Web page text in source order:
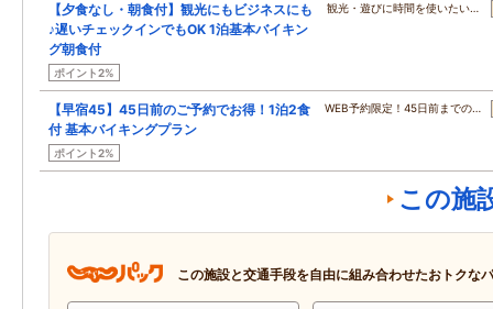
【夕食なし・朝食付】観光にもビジネスにも
♪遅いチェックインでもOK 1泊基本バイキン
グ朝食付
ポイント2%
観光・遊びに時間を使いたい…
【早宿45】45日前のご予約でお得！1泊2食
付 基本バイキングプラン
ポイント2%
WEB予約限定！45日前までの…
この施
この施設と交通手段を自由に組み合わせたおトクな